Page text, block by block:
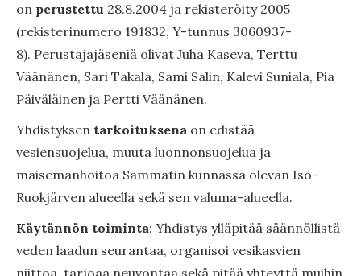
on perustettu 28.8.2004 ja rekisteröity 2005
(rekisterinumero 191832, Y-tunnus 3060937-
8). Perustajajäseniä olivat Juha Kaseva, Terttu
Väänänen, Sari Takala, Sami Salin, Kalevi Suniala, Pia
Päiväläinen ja Pertti Väänänen.
Yhdistyksen tarkoituksena on edistää
vesiensuojelua, muuta luonnonsuojelua ja
maisemanhoitoa Sammatin kunnassa olevan Iso-
Ruokjärven alueella sekä sen valuma-alueella.
Käytännön toiminta: Yhdistys ylläpitää säännöllistä
veden laadun seurantaa, organisoi vesikasvien
niittoa, tarjoaa neuvontaa sekä pitää yhteyttä muihin